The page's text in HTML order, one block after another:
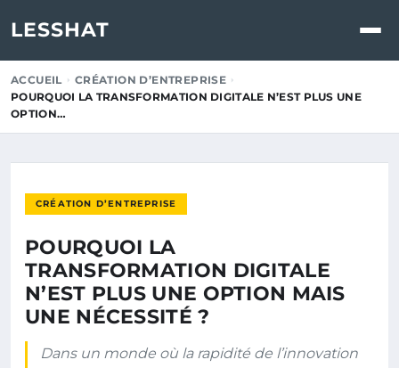
LESSHAT
ACCUEIL
CRÉATION D’ENTREPRISE
POURQUOI LA TRANSFORMATION DIGITALE N’EST PLUS UNE
OPTION…
CRÉATION D’ENTREPRISE
POURQUOI LA
TRANSFORMATION DIGITALE
N’EST PLUS UNE OPTION MAIS
UNE NÉCESSITÉ ?
Dans un monde où la rapidité de l’innovation